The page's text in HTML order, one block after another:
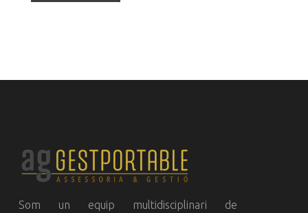
Som un equip multidisciplinari de